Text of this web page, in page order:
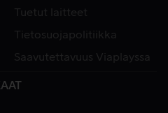
Tuetut laitteet
Tietosuojapolitiikka
Saavutettavuus Viaplayssa